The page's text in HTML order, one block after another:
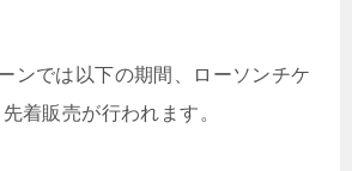
ンでは以下の期間、ローソンチケ
着販売が行われます。